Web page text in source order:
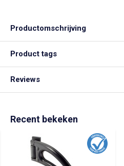
Productomschrijving
Product tags
Reviews
Recent bekeken